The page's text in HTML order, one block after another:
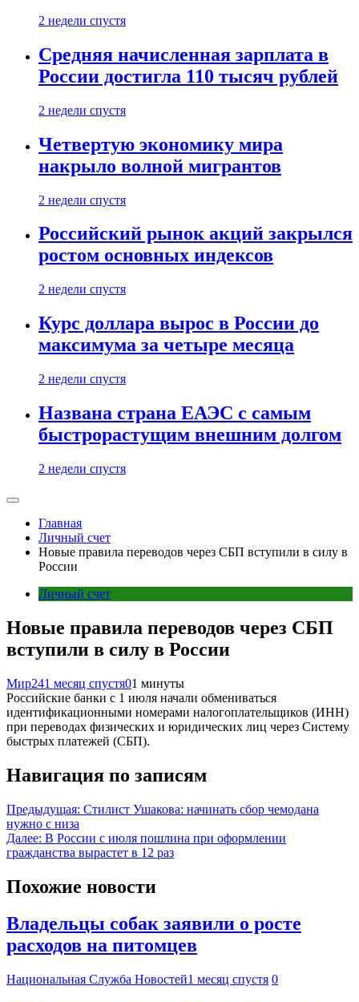
2 недели спустя
Средняя начисленная зарплата в
России достигла 110 тысяч рублей
2 недели спустя
Четвертую экономику мира
накрыло волной мигрантов
2 недели спустя
Российский рынок акций закрылся
ростом основных индексов
2 недели спустя
Курс доллара вырос в России до
максимума за четыре месяца
2 недели спустя
Названа страна ЕАЭС с самым
быстрорастущим внешним долгом
2 недели спустя
Главная
Личный счет
Новые правила переводов через СБП вступили в силу в
России
Личный счет
Новые правила переводов через СБП
вступили в силу в России
Мир241 месяц спустя01 минуты
Российские банки с 1 июля начали обмениваться
идентификационными номерами налогоплательщиков (ИНН)
при переводах физических и юридических лиц через Систему
быстрых платежей (СБП).
Навигация по записям
Предыдущая: Стилист Ушакова: начинать сбор чемодана
нужно с низа
Далее: В России с июля пошлина при оформлении
гражданства вырастет в 12 раз
Похожие новости
Владельцы собак заявили о росте
расходов на питомцев
Национальная Служба Новостей1 месяц спустя 0